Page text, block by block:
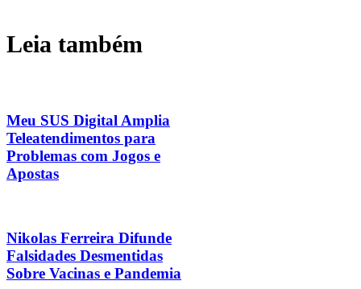
Leia também
Meu SUS Digital Amplia
Teleatendimentos para
Problemas com Jogos e
Apostas
Nikolas Ferreira Difunde
Falsidades Desmentidas
Sobre Vacinas e Pandemia